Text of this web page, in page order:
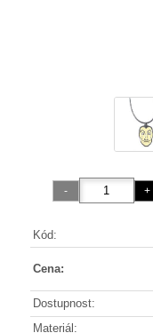
Kód:
Cena:
Dostupnost:
Materiál: